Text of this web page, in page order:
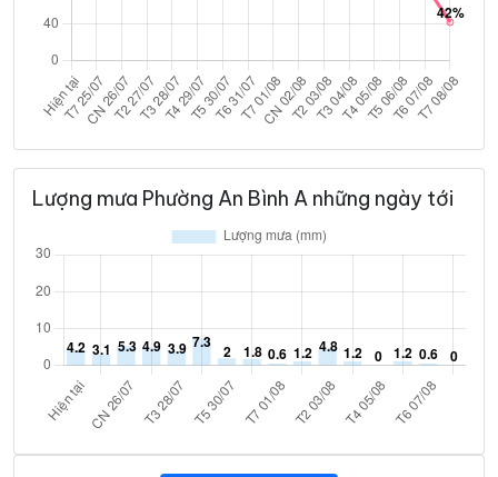
Lượng mưa Phường An Bình A những ngày tới